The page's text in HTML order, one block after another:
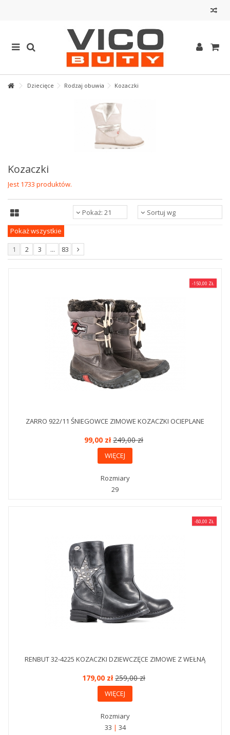
Dziecięce Rodzaj obuwia Kozaczki
Kozaczki
Jest 1733 produktów.
Sortuj wg
Pokaż: 21
Pokaż wszystkie
1
2 3 ... 83
-150,00 ZŁ
ZARRO 922/11 ŚNIEGOWCE ZIMOWE KOZACZKI OCIEPLANE
99,00 zł249,00 zł
WIĘCEJ
Rozmiary
29
-80,00 ZŁ
RENBUT 32-4225 KOZACZKI DZIEWCZĘCE ZIMOWE Z WEŁNĄ
179,00 zł259,00 zł
WIĘCEJ
Rozmiary
33
34